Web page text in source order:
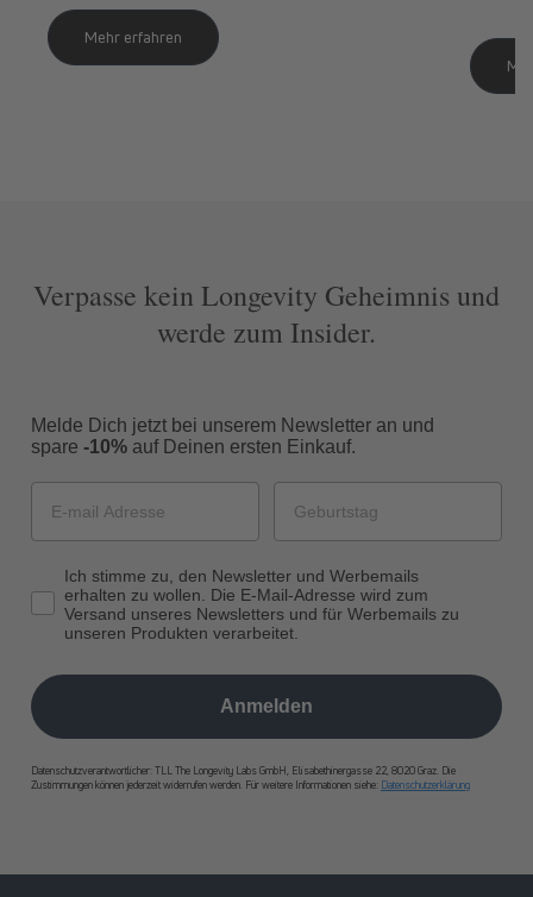
Mehr erfahren
Verpasse kein Longevity Geheimnis und
werde zum Insider.
Melde Dich jetzt bei unserem Newsletter an und
spare -10% auf Deinen ersten Einkauf.
Ich stimme zu, den Newsletter und Werbemails
erhalten zu wollen. Die E-Mail-Adresse wird zum
Versand unseres Newsletters und für Werbemails zu
unseren Produkten verarbeitet.
Anmelden
Datenschutzverantwortlicher: TLL The Longevity Labs GmbH, Elisabethinergasse 22, 8020 Graz. Die
Zustimmungen können jederzeit widerrufen werden. Für weitere Informationen siehe: Datenschutzerklärung